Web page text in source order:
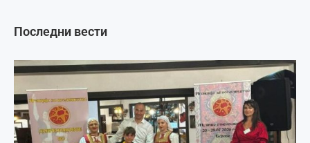
Последни вести